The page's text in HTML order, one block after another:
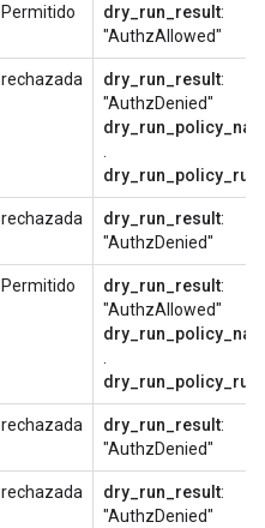
Permitido dry_run_result:
"AuthzAllowed"
rechazada dry_run_result:
"AuthzDenied"
dry_run_policy_rule
rechazada dry_run_result:
"AuthzDenied"
Permitido dry_run_result:
"AuthzAllowed"
dry_run_policy_rule
rechazada dry_run_result:
"AuthzDenied"
rechazada dry_run_result:
"AuthzDenied"